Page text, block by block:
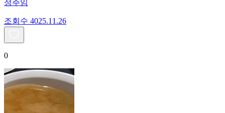
정주임
조회수 4025.11.26
0